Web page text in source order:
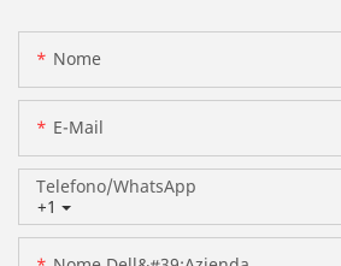
Nome
E-Mail
+1
Telefono/WhatsApp